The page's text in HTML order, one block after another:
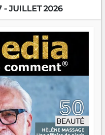
vient de décrocher le
Elia rafle le Prix
Alors oui, on pourrait
chez soi satisfait. Mais ce
essentielle. La fougue, ça
vite. Une flamme sans
peut consumer. C'est
— pas pour reprendre le
sont les récifs. Les jeunes
comme on dit. Ce
— c'est une question
mais aussi vos échecs.
ils enseignent mieux que
la barque avance.
- JUILLET 2026